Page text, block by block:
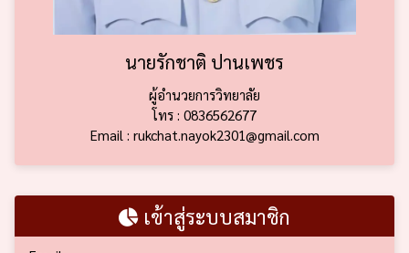
นายรักชาติ ปานเพชร
ผู้อำนวยการวิทยาลัย
โทร : 0836562677
Email : rukchat.nayok2301@gmail.com
เข้าสู่ระบบสมาชิก